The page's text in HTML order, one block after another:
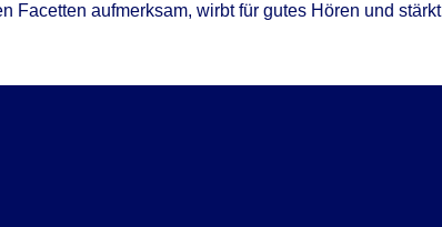
Facetten aufmerksam, wirbt für gutes Hören und stärkt